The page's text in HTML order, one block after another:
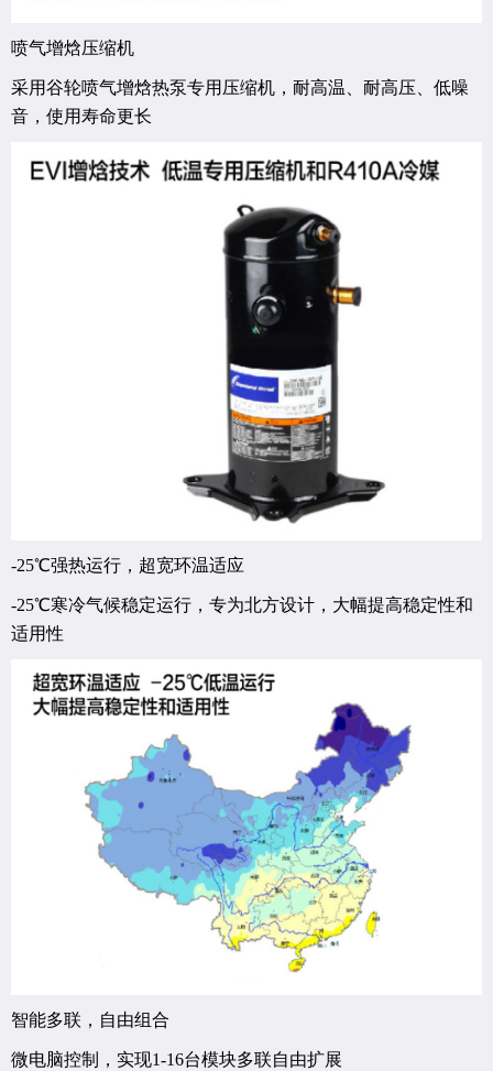
喷气增焓压缩机
采用谷轮喷气增焓热泵专用压缩机，耐高温、耐高压、低噪
音，使用寿命更长
-25℃强热运行，超宽环温适应
-25℃寒冷气候稳定运行，专为北方设计，大幅提高稳定性和
适用性
智能多联，自由组合
微电脑控制，实现1-16台模块多联自由扩展